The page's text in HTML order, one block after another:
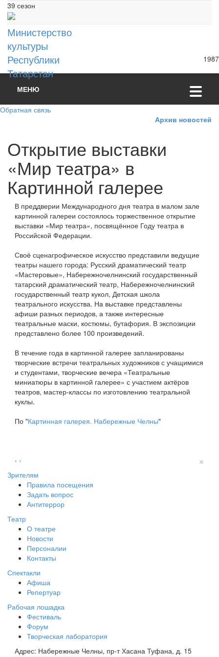
39 сезон
Министерство
культуры
Республики
Татарстан
1987
МЕНЮ
Обратная связь
Архив новостей
Открытие выставки
«Мир театра» в
Картинной галерее
В преддверии Международного дня театра в малом зале
картинной галереи состоялось торжественное открытие
выставки «Мир театра», посвящённое Году театра в
Российской Федерации.
Своё сценагрофическое искусство представили ведущие
театры нашего города: Русский драматический театр
«Мастеровые», Набережночелнинский государственный
татарский драматический театр, Набережночелнинский
государственный театр кукол, Детская школа
театрального искусства. На выставке представлены
афиши разных периодов, а также интересные
театральные маски, костюмы, бутафория. В экспозиции
представлено более 100 произведений.
В течение года в картинной галерее запланированы
творческие встречи театральных художников с учащимися
и студентами, творческие вечера «Театральные
миниатюры в картинной галерее» с участием актёров
театров, мастер-классы по изготовлению театральной
куклы.
По "Картинная галерея. Набережные Челны"
‹ › ×
Зрителям
Правила посещения
Задать вопрос
Антитеррор
Театр
О театре
Новости
Персоналии
Контакты
Спектакли
Афиша
Репертуар
Рабочая лошадка
Фестиваль
Форум
Творческая лаборатория
Адрес: Набережные Челны, пр-т Хасана Туфана, д. 15